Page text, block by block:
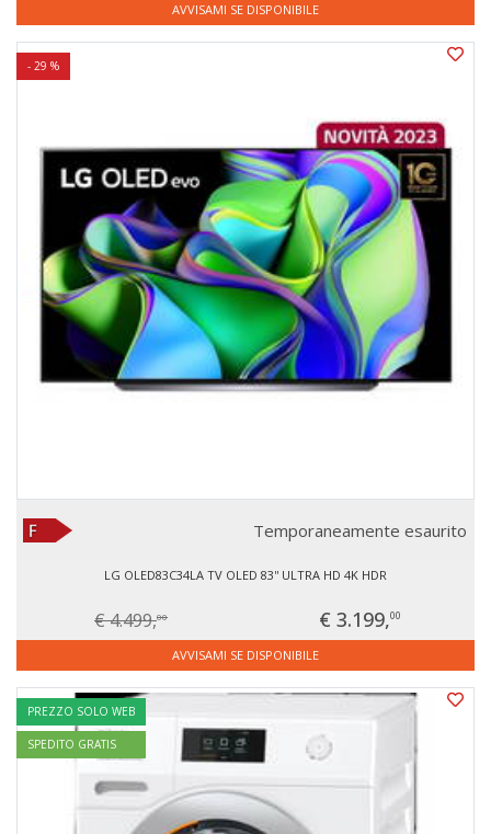
AVVISAMI SE DISPONIBILE
- 29 %
Temporaneamente esaurito
LG OLED83C34LA TV OLED 83'' ULTRA HD 4K HDR
€ 4.499,00 € 3.199,00
AVVISAMI SE DISPONIBILE
PREZZO SOLO WEB
SPEDITO GRATIS